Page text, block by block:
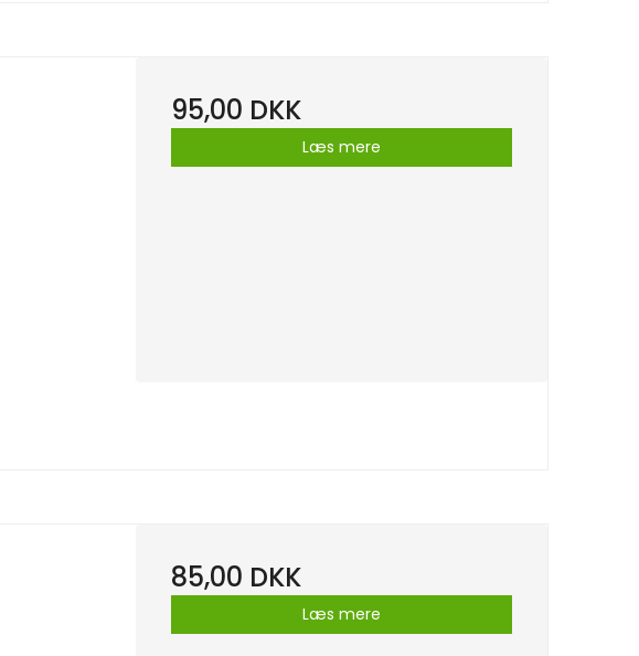
95,00 DKK
Læs mere
85,00 DKK
Læs mere